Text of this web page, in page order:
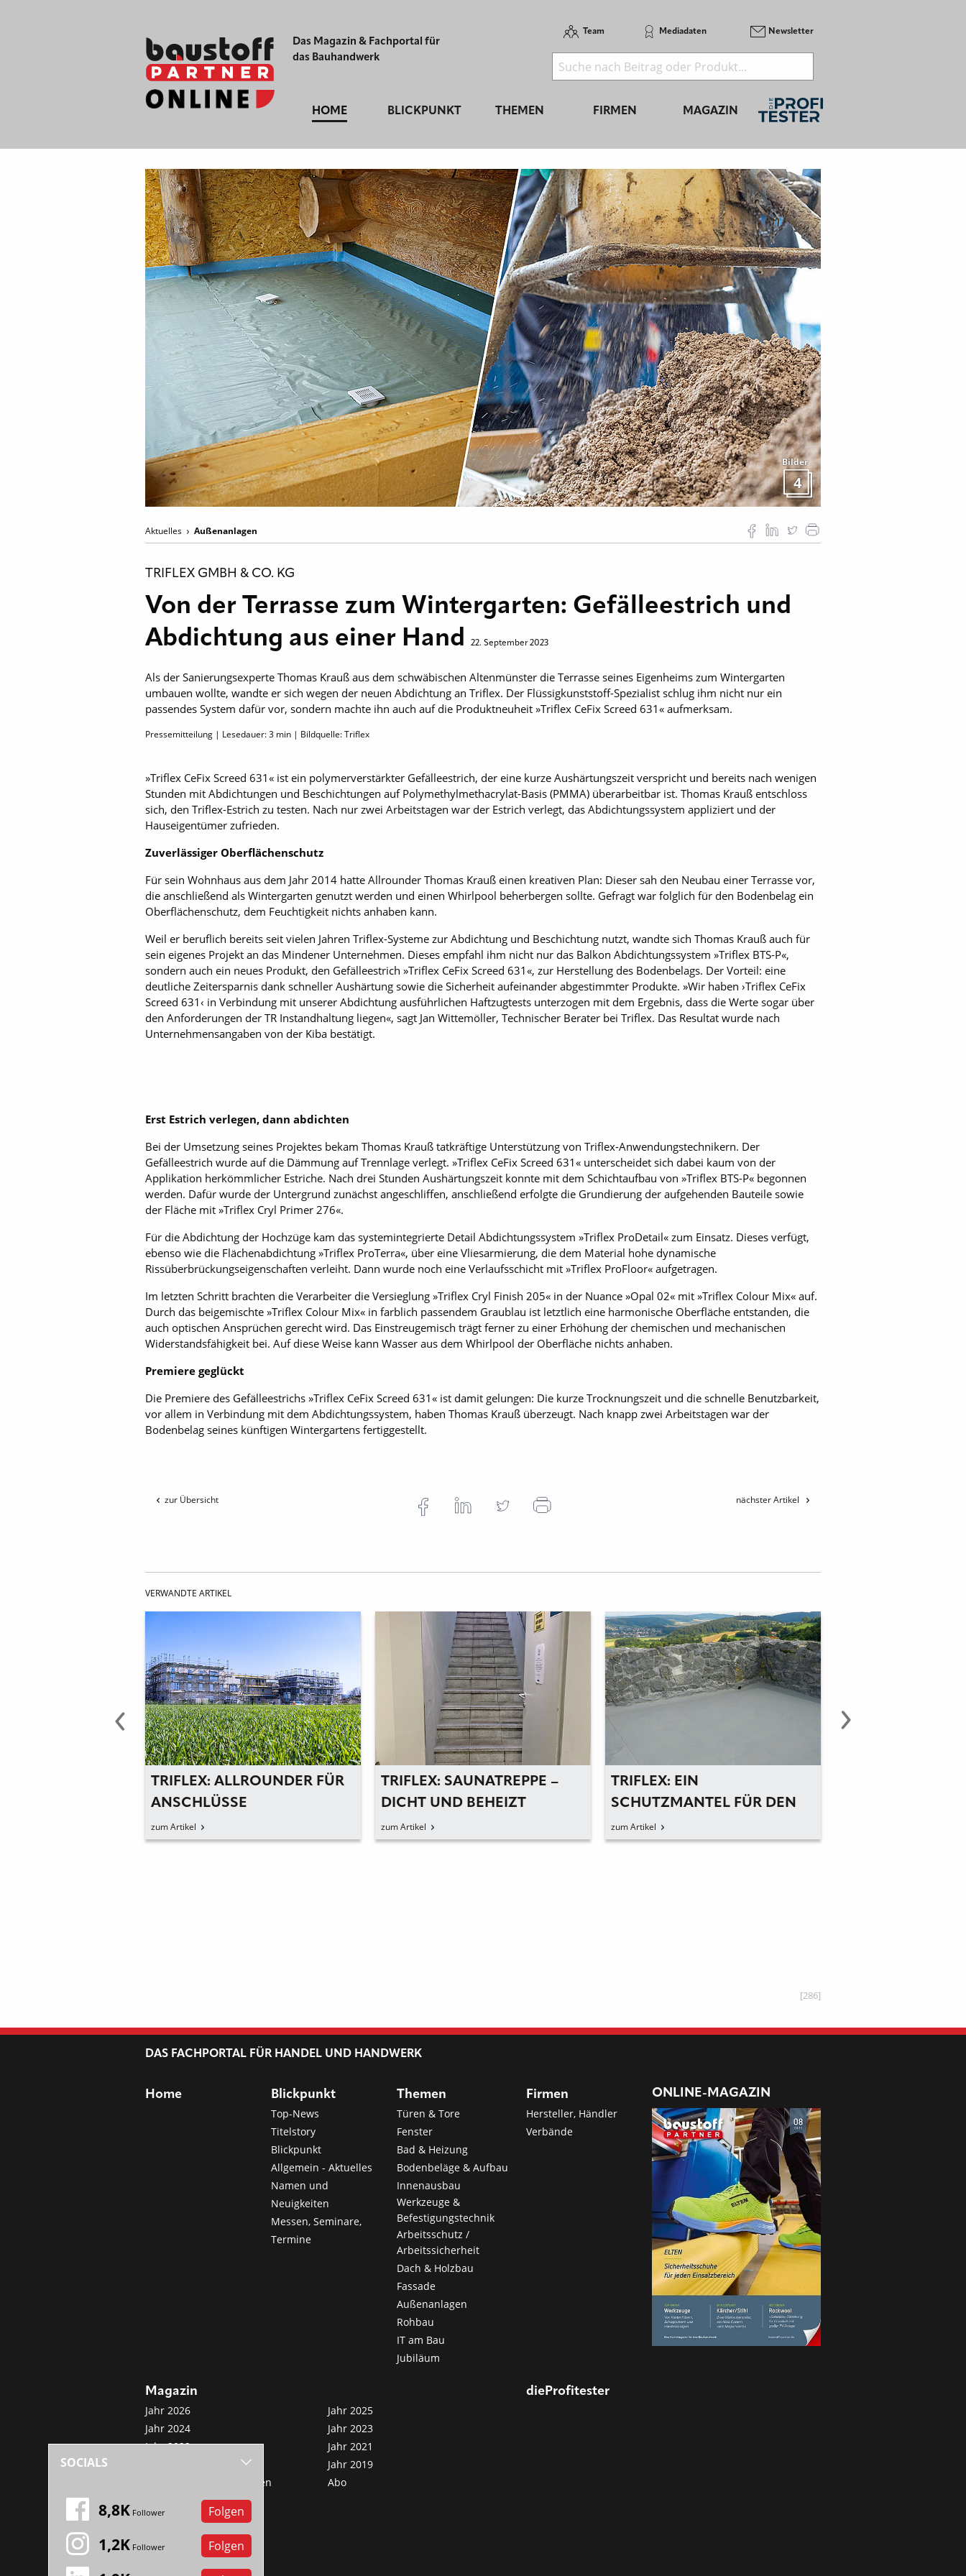
Das Magazin & Fachportal für
das Bauhandwerk
Team Mediadaten Newsletter
HOME BLICKPUNKT THEMEN FIRMEN MAGAZIN
Bilder
4
Aktuelles Außenanlagen
TRIFLEX GMBH & CO. KG
Von der Terrasse zum Wintergarten: Gefälleestrich und
Abdichtung aus einer Hand
22. September 2023
Als der Sanierungsexperte Thomas Krauß aus dem schwäbischen Altenmünster die Terrasse seines Eigenheims zum Wintergarten
umbauen wollte, wandte er sich wegen der neuen Abdichtung an Triflex. Der Flüssigkunststoff-Spezialist schlug ihm nicht nur ein
passendes System dafür vor, sondern machte ihn auch auf die Produktneuheit »Triflex CeFix Screed 631« aufmerksam.
Pressemitteilung | Lesedauer:3 min | Bildquelle: Triflex
»Triflex CeFix Screed 631« ist ein polymerverstärkter Gefälleestrich, der eine kurze Aushärtungszeit verspricht und bereits nach wenigen
Stunden mit Abdichtungen und Beschichtungen auf Polymethylmethacrylat-Basis (PMMA) überarbeitbar ist. Thomas Krauß entschloss
sich, den Triflex-Estrich zu testen. Nach nur zwei Arbeitstagen war der Estrich verlegt, das Abdichtungssystem appliziert und der
Hauseigentümer zufrieden.
Zuverlässiger Oberflächenschutz
Für sein Wohnhaus aus dem Jahr 2014 hatte Allrounder Thomas Krauß einen kreativen Plan: Dieser sah den Neubau einer Terrasse vor,
die anschließend als Wintergarten genutzt werden und einen Whirlpool beherbergen sollte. Gefragt war folglich für den Bodenbelag ein
Oberflächenschutz, dem Feuchtigkeit nichts anhaben kann.
Weil er beruflich bereits seit vielen Jahren Triflex-Systeme zur Abdichtung und Beschichtung nutzt, wandte sich Thomas Krauß auch für
sein eigenes Projekt an das Mindener Unternehmen. Dieses empfahl ihm nicht nur das Balkon Abdichtungssystem »Triflex ­BTS-P«,
sondern auch ein neues Produkt, den Gefälleestrich »Triflex CeFix Screed 631«, zur Herstellung des Bodenbelags. Der Vorteil: eine
deutliche Zeitersparnis dank schneller Aushärtung sowie die Sicherheit aufeinander abgestimmter Produkte. »Wir haben ›Triflex CeFix
Screed 631‹ in Verbindung mit unserer Abdichtung ausführlichen Haftzugtests unterzogen mit dem Ergebnis, dass die Werte sogar über
den Anforderungen der TR Instandhaltung liegen«, sagt Jan Wittemöller, Technischer Berater bei Triflex. Das Resultat wurde nach
Unternehmensangaben von der Kiba bestätigt.
Erst Estrich verlegen, dann abdichten
Bei der Umsetzung seines Projektes bekam Thomas Krauß tatkräftige Unterstützung von Triflex-Anwendungstechnikern. Der
Gefälleestrich wurde auf die Dämmung auf Trennlage verlegt. »Triflex CeFix Screed 631« unterscheidet sich dabei kaum von der
Applikation herkömmlicher Estriche. Nach drei Stunden Aushärtungszeit konnte mit dem Schichtaufbau von »Triflex BTS-P« begonnen
werden. Dafür wurde der Untergrund zunächst angeschliffen, anschließend erfolgte die Grundierung der aufgehenden Bauteile sowie
der Fläche mit »Triflex Cryl Primer 276«.
Für die Abdichtung der Hochzüge kam das systemintegrierte Detail Abdichtungssystem »Triflex ProDetail« zum Einsatz. Dieses verfügt,
ebenso wie die Flächenabdichtung »Triflex ProTerra«, über eine Vliesarmierung, die dem Material hohe dynamische
Rissüberbrückungseigenschaften verleiht. Dann wurde noch eine Verlaufsschicht mit »Triflex ProFloor« aufgetragen.
Im letzten Schritt brachten die Verarbeiter die Versieglung »Triflex Cryl Finish 205« in der Nuance »Opal 02« mit »Triflex Colour Mix« auf.
Durch das beigemischte »Triflex Colour Mix« in farblich passendem Graublau ist letztlich eine harmonische Oberfläche entstanden, die
auch optischen Ansprüchen gerecht wird. Das Einstreugemisch trägt ferner zu einer Erhöhung der chemischen und mechanischen
Widerstandsfähigkeit bei. Auf diese Weise kann Wasser aus dem Whirlpool der Oberfläche nichts anhaben.
Premiere geglückt
Die Premiere des Gefälleestrichs »Triflex CeFix Screed 631« ist damit gelungen: Die kurze Trocknungszeit und die schnelle Benutzbarkeit,
vor allem in Verbindung mit dem Abdichtungssystem, haben Thomas Krauß überzeugt. Nach knapp zwei Arbeitstagen war der
Bodenbelag seines künftigen Wintergartens fertiggestellt.
zur Übersicht nächster Artikel
VERWANDTE ARTIKEL
TRIFLEX: ALLROUNDER FÜR
ANSCHLÜSSE
zum Artikel
TRIFLEX: SAUNATREPPE –
DICHT UND BEHEIZT
zum Artikel
TRIFLEX: EIN
SCHUTZMANTEL FÜR DEN
BERGFRIED
zum Artikel
[286]
DAS FACHPORTAL FÜR HANDEL UND HANDWERK
Home Blickpunkt
Top-News
Titelstory
Blickpunkt
Allgemein - Aktuelles
Namen und
Neuigkeiten
Messen, Seminare,
Termine
Themen
Türen & Tore
Fenster
Bad & Heizung
Bodenbeläge & Aufbau
Innenausbau
Werkzeuge &
Befestigungstechnik
Arbeitsschutz /
Arbeitssicherheit
Dach & Holzbau
Fassade
Außenanlagen
Rohbau
IT am Bau
Jubiläum
Firmen
Hersteller, Händler
Verbände
Magazin
Jahr 2026
Jahr 2025
Jahr 2024
Jahr 2023
Jahr 2022
Jahr 2021
Jahr 2019
Sonderveröffentlichungen
Abo
dieProfitester
ONLINE-MAGAZIN
SOCIALS
8,8K Follower Folgen
1,2K Follower Folgen